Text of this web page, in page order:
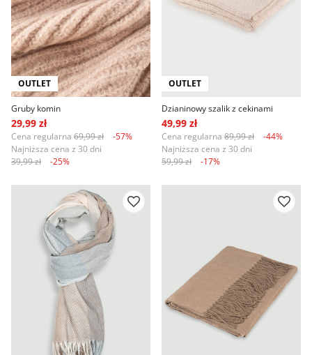
OUTLET
Gruby komin
29,99 zł
Cena regularna 69,99 zł
-57%
Najniższa cena z 30 dni
39,99 zł
-25%
OUTLET
Dzianinowy szalik z cekinami
49,99 zł
Cena regularna 89,99 zł
-44%
Najniższa cena z 30 dni
59,99 zł
-17%